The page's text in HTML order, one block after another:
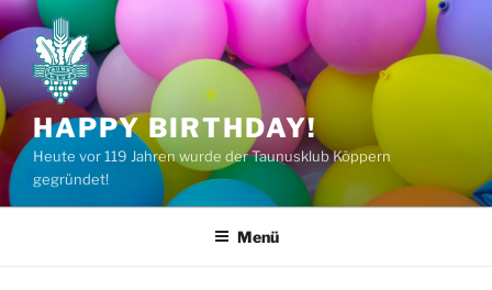
Zum
Inhalt
springen
HAPPY BIRTHDAY!
Heute vor 119 Jahren wurde der Taunusklub Köppern
gegründet!
Menü